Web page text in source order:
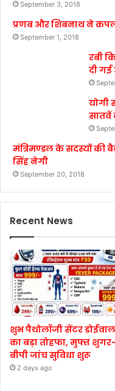
September 3, 2018
प्रणब और शिबनाथ ने
September 1, 2018
रबी
दी
योगी
सातवें
मंत्रिमण्डल के सदस्यों की
सिंह नेगी
September 20, 2018
Recent News
शुभ पैथोलॉजी सेंटर
का बड़ा तोहफा, मुफ्त शुगर-
बीपी जांच सुविधा शुरू
2 days ago